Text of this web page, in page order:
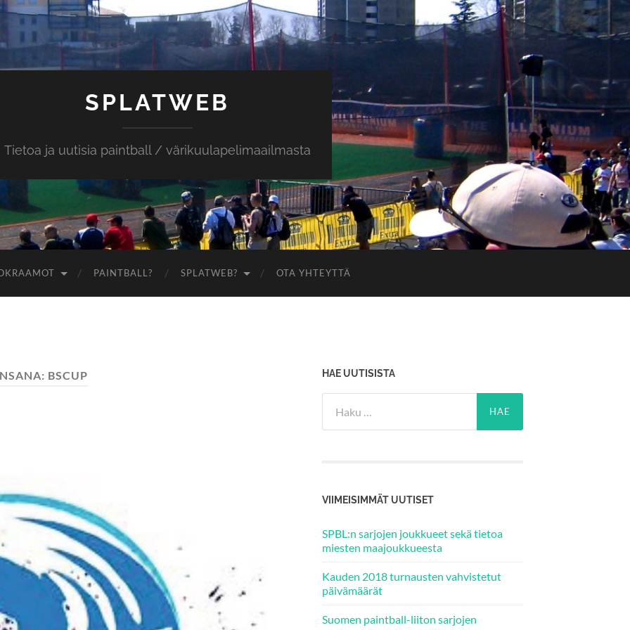
SPLATWEB
Tietoa ja uutisia paintball / värikuulapelimaailmasta
PAINTBALL? SPLATWEB? OTA YHTEYTTÄ
BSCUP HAE UUTISISTA
VIIMEISIMMÄT UUTISET
SPBL:n sarjojen joukkueet sekä tietoa
miesten maajoukkueesta
Kauden 2018 turnausten vahvistetut
päivämäärät
Suomen paintball-liiton sarjojen